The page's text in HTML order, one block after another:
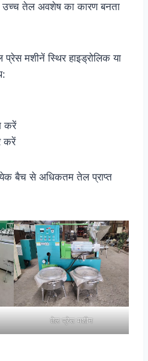
उच्च तेल अवशेष का कारण बनता
मशीनें स्थिर हाइड्रोलिक या
करें
करें
बैच से अधिकतम तेल प्राप्त
तेल प्रेस मशीन